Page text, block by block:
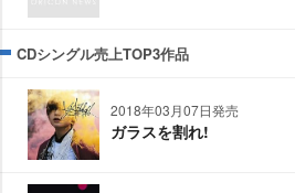
CDシングル売上TOP3作品
2018年03月07日発売
ガラスを割れ!